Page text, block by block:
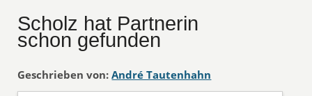
Scholz hat Partnerin
schon gefunden
Geschrieben von: André Tautenhahn